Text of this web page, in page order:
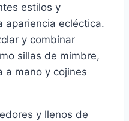
estilos y
apariencia ecléctica.
y combinar
sillas de mimbre,
a mano y cojines
y llenos de